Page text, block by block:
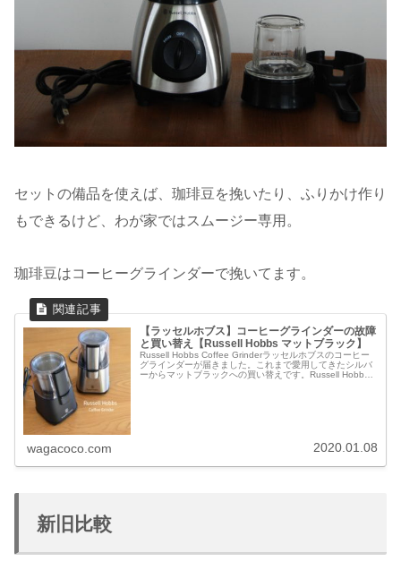
セットの備品を使えば、珈琲豆を挽いたり、ふりかけ作り
もできるけど、わが家ではスムージー専用。
珈琲豆はコーヒーグラインダーで挽いてます。
【ラッセルホブス】コーヒーグラインダーの故障
と買い替え【Russell Hobbs マットブラック】
Russell Hobbs Coffee Grinderラッセルホブスのコーヒー
グラインダーが届きました。これまで愛用してきたシルバ
ーからマットブラックへの買い替えです。Russell Hobbs
wagacoco.com 2020.01.08
新旧比較